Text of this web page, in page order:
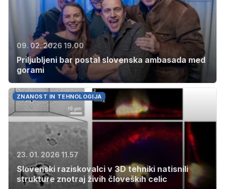
09. 02. 2026 19.00
Priljubljeni bar postal slovenska ambasada med
gorami
ZNANOST IN TEHNOLOGIJA
23. 01. 2026 11.57
Slovenski raziskovalci v 3D tehniki natisnili
strukture znotraj živih človeških celic